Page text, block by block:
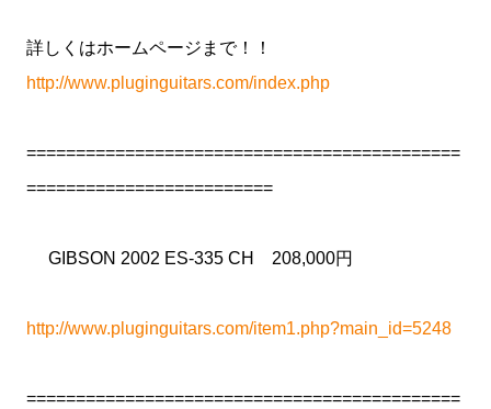
詳しくはホームページまで！！
http://www.pluginguitars.com/index.php
============================================
=========================
GIBSON 2002 ES-335 CH 208,000円
http://www.pluginguitars.com/item1.php?main_id=5248
============================================